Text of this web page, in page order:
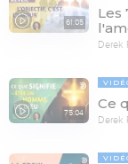
61:05
Les
Derek
75:04
Ce
Derek